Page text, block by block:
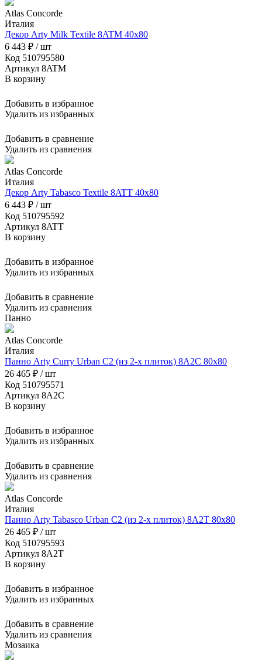
Atlas Concorde
Италия
Декор Arty Milk Textile 8ATM 40x80
6 443 ₽ / шт
Код 510795580
Артикул 8ATM
В корзину
Добавить в избранное
Удалить из избранных
Добавить в сравнение
Удалить из сравнения
Atlas Concorde
Италия
Декор Arty Tabasco Textile 8ATT 40x80
6 443 ₽ / шт
Код 510795592
Артикул 8ATT
В корзину
Добавить в избранное
Удалить из избранных
Добавить в сравнение
Удалить из сравнения
Панно
Atlas Concorde
Италия
Панно Arty Curry Urban C2 (из 2-х плиток) 8A2C 80x80
26 465 ₽ / шт
Код 510795571
Артикул 8A2C
В корзину
Добавить в избранное
Удалить из избранных
Добавить в сравнение
Удалить из сравнения
Atlas Concorde
Италия
Панно Arty Tabasco Urban C2 (из 2-х плиток) 8A2T 80x80
26 465 ₽ / шт
Код 510795593
Артикул 8A2T
В корзину
Добавить в избранное
Удалить из избранных
Добавить в сравнение
Удалить из сравнения
Мозаика